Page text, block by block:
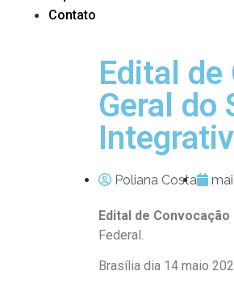
Contato
Edital de
Geral do
Poliana Costa
Edital de
Federal.
Brasília dia 14 maio